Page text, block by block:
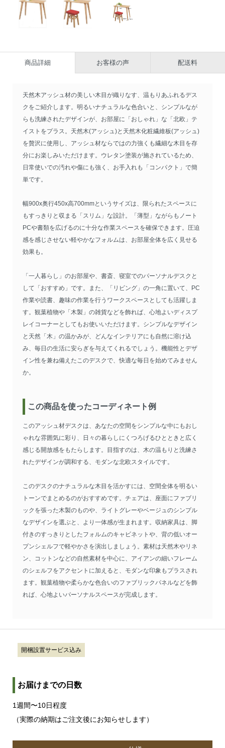
商品詳細 お客様の声 配送料
天然木アッシュ材の美しい木目が織りなす、温もりあふれるデス
クをご紹介します。明るいナチュラルな色合いと、シンプルなが
らも洗練されたデザインが、お部屋に「おしゃれ」な「北欧」テ
イストをプラス。天然木(アッシュ)と天然木化粧繊維板(アッシュ)
を贅沢に使用し、アッシュ材ならではの力強くも繊細な木目を存
分にお楽しみいただけます。ウレタン塗装が施されているため、
日常使いでの汚れや傷にも強く、お手入れも「コンパクト」で簡
単です。
幅900x奥行450x高700mmというサイズは、限られたスペースに
もすっきりと収まる「スリム」な設計。「薄型」ながらもノート
PCや書類を広げるのに十分な作業スペースを確保できます。圧迫
感を感じさせない軽やかなフォルムは、お部屋全体を広く見せる
効果も。
「一人暮らし」のお部屋や、書斎、寝室でのパーソナルデスクと
して「おすすめ」です。また、「リビング」の一角に置いて、PC
作業や読書、趣味の作業を行うワークスペースとしても活躍しま
す。観葉植物や「木製」の雑貨などを飾れば、心地よいディスプ
レイコーナーとしてもお使いいただけます。シンプルなデザイン
と天然「木」の温かみが、どんなインテリアにも自然に溶け込
み、毎日の生活に安らぎを与えてくれるでしょう。機能性とデザ
イン性を兼ね備えたこのデスクで、快適な毎日を始めてみません
か。
この商品を使ったコーディネート例
このアッシュ材デスクは、あなたの空間をシンプルな中にもおし
ゃれな雰囲気に彩り、日々の暮らしにくつろげるひとときと広く
感じる開放感をもたらします。目指すのは、木の温もりと洗練さ
れたデザインが調和する、モダンな北欧スタイルです。
このデスクのナチュラルな木目を活かすには、空間全体を明るい
トーンでまとめるのがおすすめです。チェアは、座面にファブリ
ックを張った木製のものや、ライトグレーやベージュのシンプル
なデザインを選ぶと、より一体感が生まれます。収納家具は、脚
付きのすっきりとしたフォルムのキャビネットや、背の低いオー
プンシェルフで軽やかさを演出しましょう。素材は天然木やリネ
ン、コットンなどの自然素材を中心に、アイアンの細いフレーム
のシェルフをアクセントに加えると、モダンな印象もプラスされ
ます。観葉植物や柔らかな色合いのファブリックパネルなどを飾
れば、心地よいパーソナルスペースが完成します。
開梱設置サービス込み
お届けまでの日数
1週間〜10日程度
（実際の納期はご注文後にお知らせします）